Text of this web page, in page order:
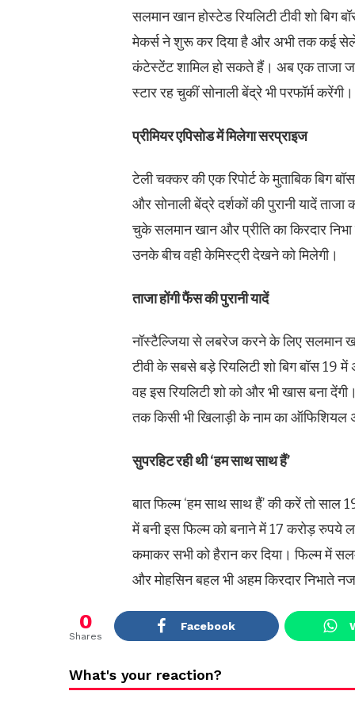
सलमान खान होस्टेड रियलिटी टीवी शो बिग
मेकर्स ने शुरू कर दिया है और अभी तक कई
कंटेस्टेंट शामिल हो सकते हैं। अब एक ताजा
स्टार रह चुकीं सोनाली बेंद्रे भी परफॉर्म करेंगी।
प्रीमियर एपिसोड में मिलेगा सरप्राइज
टेली चक्कर की एक रिपोर्ट के मुताबिक बिग
और सोनाली बेंद्रे दर्शकों की पुरानी यादें
चुके सलमान खान और प्रीति का किरदार
उनके बीच वही केमिस्ट्री देखने को मिलेगी।
ताजा होंगी फैंस की पुरानी यादें
नॉस्टैल्जिया से लबरेज करने के लिए सलमान
टीवी के सबसे बड़े रियलिटी शो बिग बॉस 19
वह इस रियलिटी शो को और भी खास बना
तक किसी भी खिलाड़ी के नाम का ऑफिशियल
सुपरहिट रही थी ‘हम साथ साथ हैं’
बात फिल्म ‘हम साथ साथ हैं’ की करें तो
में बनी इस फिल्म को बनाने में 17 करोड़
कमाकर सभी को हैरान कर दिया। फिल्म में
और मोहसिन बहल भी अहम किरदार निभाते
0
Shares
Facebook
What's your reaction?